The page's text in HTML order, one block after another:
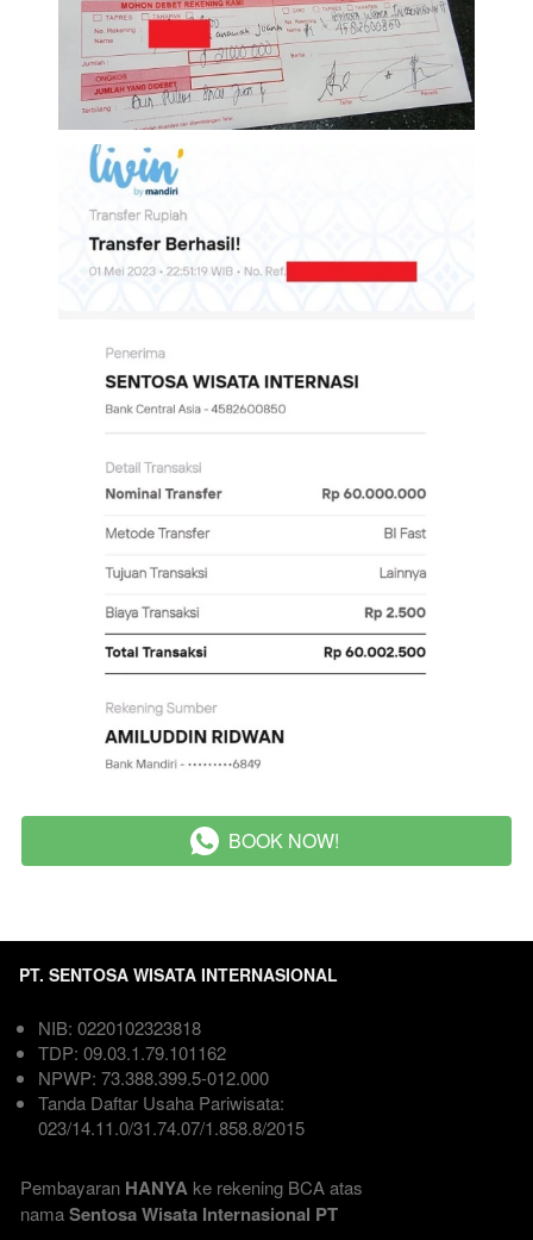
` BOOK NOW!
PT. SENTOSA WISATA INTERNASIONAL
NIB: 0220102323818
TDP: 09.03.1.79.101162
NPWP: 73.388.399.5-012.000
Tanda Daftar Usaha Pariwisata:
023/14.11.0/31.74.07/1.858.8/2015
Pembayaran HANYA ke rekening BCA atas
nama Sentosa Wisata Internasional PT